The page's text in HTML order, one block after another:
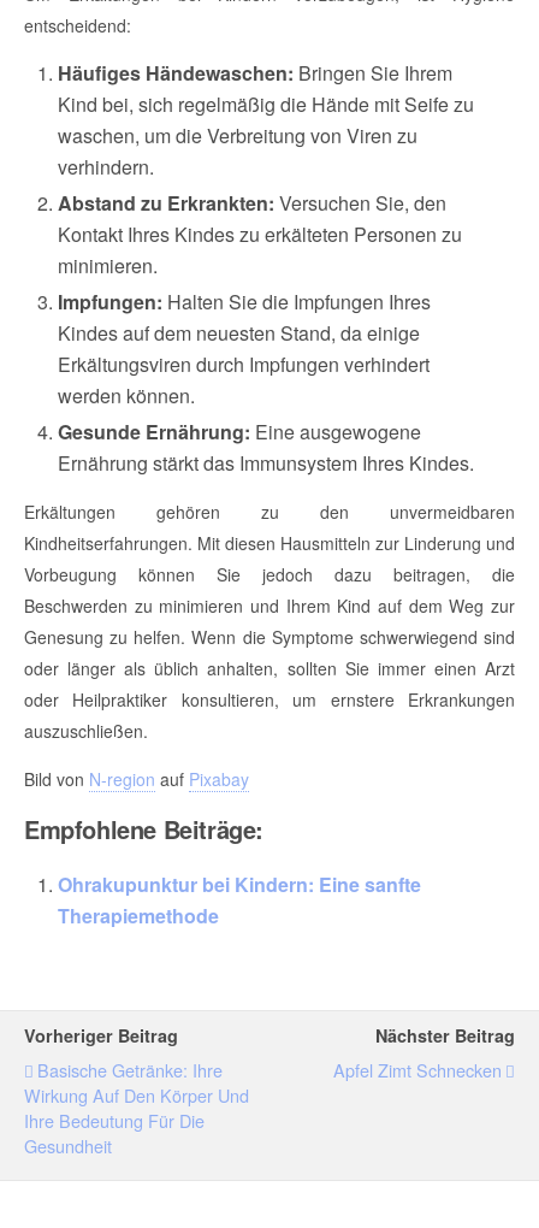
entscheidend:
Häufiges Händewaschen: Bringen Sie Ihrem
Kind bei, sich regelmäßig die Hände mit Seife zu
waschen, um die Verbreitung von Viren zu
verhindern.
Abstand zu Erkrankten: Versuchen Sie, den
Kontakt Ihres Kindes zu erkälteten Personen zu
minimieren.
Impfungen: Halten Sie die Impfungen Ihres
Kindes auf dem neuesten Stand, da einige
Erkältungsviren durch Impfungen verhindert
werden können.
Gesunde Ernährung: Eine ausgewogene
Ernährung stärkt das Immunsystem Ihres Kindes.
Erkältungen gehören zu den unvermeidbaren
Kindheitserfahrungen. Mit diesen Hausmitteln zur Linderung und
Vorbeugung können Sie jedoch dazu beitragen, die
Beschwerden zu minimieren und Ihrem Kind auf dem Weg zur
Genesung zu helfen. Wenn die Symptome schwerwiegend sind
oder länger als üblich anhalten, sollten Sie immer einen Arzt
oder Heilpraktiker konsultieren, um ernstere Erkrankungen
auszuschließen.
Bild von N-region auf Pixabay
Empfohlene Beiträge:
Ohrakupunktur bei Kindern: Eine sanfte
Therapiemethode
Vorheriger Beitrag
Basische Getränke: Ihre
Wirkung Auf Den Körper Und
Ihre Bedeutung Für Die
Gesundheit
Nächster Beitrag
Apfel Zimt Schnecken